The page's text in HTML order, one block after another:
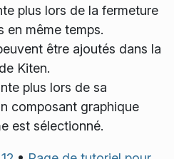
plus lors de la fermeture
en même temps.
être ajoutés dans la
Kiten.
plus lors de sa
composant graphique
est sélectionné.